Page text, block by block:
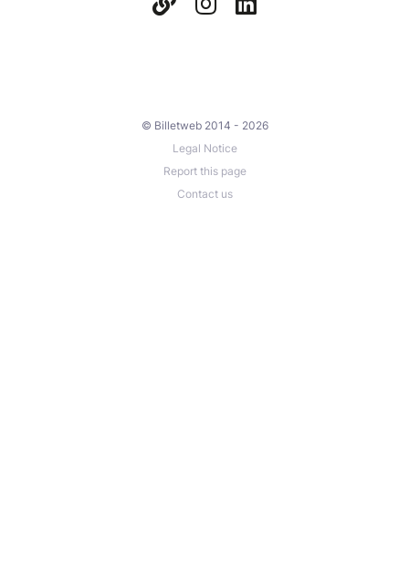
© Billetweb 2014 - 2026
Legal Notice
Report this page
Contact us